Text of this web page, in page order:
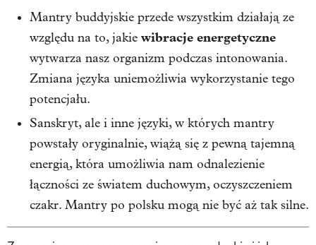
Mantry buddyjskie przede wszystkim działają ze
względu na to, jakie wibracje energetyczne
wytwarza nasz organizm podczas intonowania.
Zmiana języka uniemożliwia wykorzystanie tego
potencjału.
Sanskryt, ale i inne języki, w których mantry
powstały oryginalnie, wiążą się z pewną tajemną
energią, która umożliwia nam odnalezienie
łączności ze światem duchowym, oczyszczeniem
czakr. Mantry po polsku mogą nie być aż tak silne.